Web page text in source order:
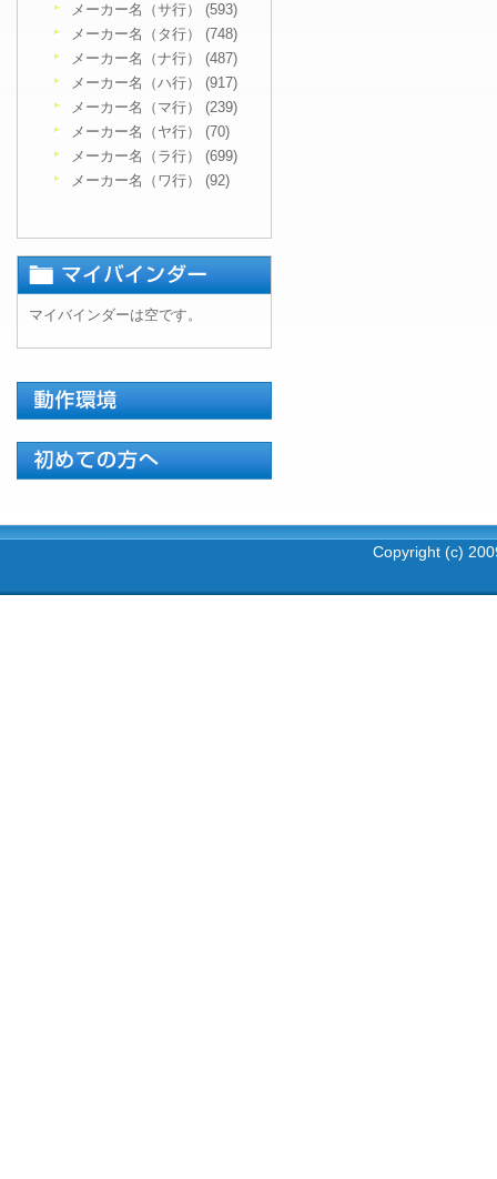
メーカー名（サ行） (593)
メーカー名（タ行） (748)
メーカー名（ナ行） (487)
メーカー名（ハ行） (917)
メーカー名（マ行） (239)
メーカー名（ヤ行） (70)
メーカー名（ラ行） (699)
メーカー名（ワ行） (92)
マイバインダーは空です。
Copyright (c)